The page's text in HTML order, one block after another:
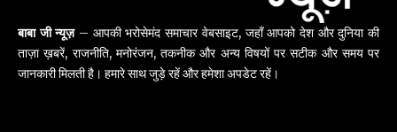
बाबा जी न्यूज़– आपकी भरोसेमंद समाचार वेबसाइट, जहाँ आपको देश और दुनिया की
ताज़ा ख़बरें, राजनीति, मनोरंजन, तकनीक और अन्य विषयों पर सटीक और समय पर
जानकारी मिलती है। हमारे साथ जुड़े रहें और हमेशा अपडेट रहें।